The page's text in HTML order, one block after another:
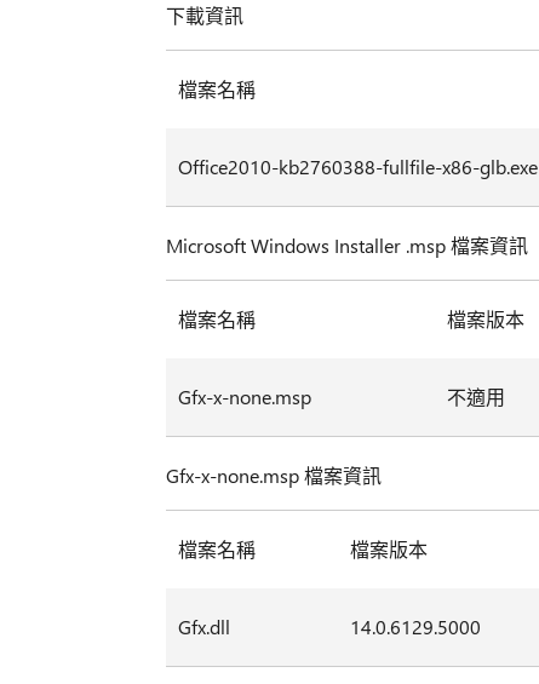
下載資訊
檔案名稱
Office2010-kb2760388-fullfile-x86-glb.exe
Microsoft Windows Installer .msp 檔案資訊
檔案名稱 檔案版本
Gfx-x-none.msp 不適用
Gfx-x-none.msp 檔案資訊
檔案名稱 檔案版本
Gfx.dll 14.0.6129.5000